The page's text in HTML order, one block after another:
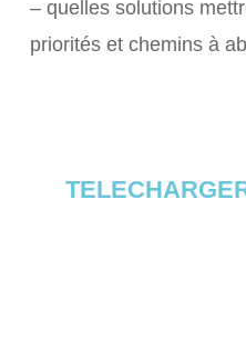
– quelles solutions
priorités et chemins à